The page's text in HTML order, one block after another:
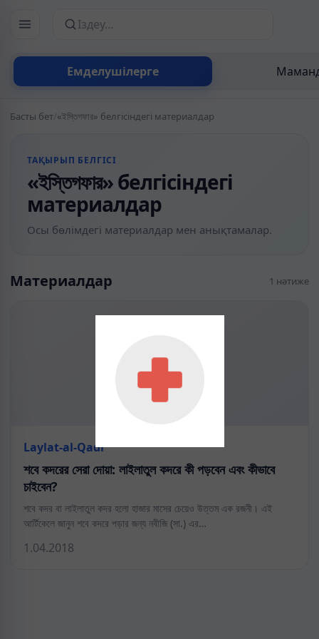
Емделушілерге
Сайттан іздеу
Басты бет/«ইস্তিগফার» белгісіндегі материалдар
ТАҚЫРЫП БЕЛГІСІ
«ইস্তিগফার» белгісіндегі
материалдар
Осы бөлімдегі материалдар мен анықтамалар.
Материалдар 1 нәтиже
Laylat-al-Qadr
শবে কদরের সেরা দোয়া: লাইলাতুল কদরে কী পড়বেন এবং কীভাবে
চাইবেন?
শবে কদর বা লাইলাতুল কদর হলো হাজার মাসের চেয়েও উত্তম এক রজনী। এই
আর্টিকেলে জানুন শবে কদরে পড়ার জন্য নবীজি (সা.) এর…
1.04.2018